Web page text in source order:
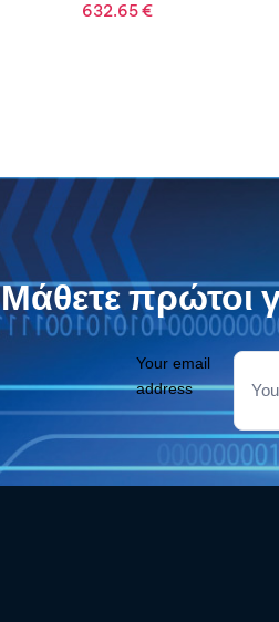
107.52€
Μάθετε πρώτοι
Your email
address